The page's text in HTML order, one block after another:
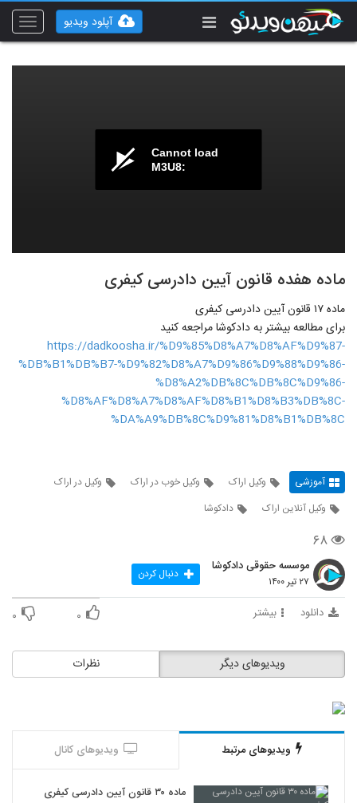
Toggle
آپلود ویدیو
Cannot load
M3U8:
ماده هفده قانون آیین دادرسی کیفری
ماده ۱۷ قانون آیین دادرسی کیفری
برای مطالعه بیشتر به دادکوشا مراجعه کنید
https://dadkoosha.ir/%D9%85%D8%A7%D8%AF%D9%87-
%DB%B1%DB%B7-%D9%82%D8%A7%D9%86%D9%88%D9%86-
%D8%A2%DB%8C%DB%8C%D9%86-
%D8%AF%D8%A7%D8%AF%D8%B1%D8%B3%DB%8C-
%DA%A9%DB%8C%D9%81%D8%B1%DB%8C
آموزشی وکیل اراک وکیل خوب در اراک
وکیل در اراک
وکیل آنلاین اراک
دادکوشا
۶۸
موسسه حقوقی دادکوشا
۲۷ تیر ۱۴۰۰ دنبال کردن
دانلود بیشتر ۰ ۰
نظرات ویدیوهای دیگر
ویدیوهای مرتبط ویدیوهای کانال
ماده ۳۰ قانون آیین دادرسی کیفری